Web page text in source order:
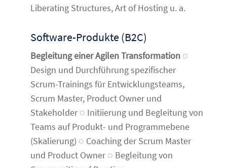
Liberating Structures, Art of Hosting u. a.
Software-Produkte (B2C)
Begleitung einer Agilen Transformation◌
Design und Durchführung spezifischer
Scrum-Trainings für Entwicklungsteams,
Scrum Master, Product Owner und
Stakeholder ◌ Initiierung und Begleitung von
Teams auf Produkt- und Programmebene
(Skalierung) ◌ Coaching der Scrum Master
und Product Owner ◌ Begleitung von